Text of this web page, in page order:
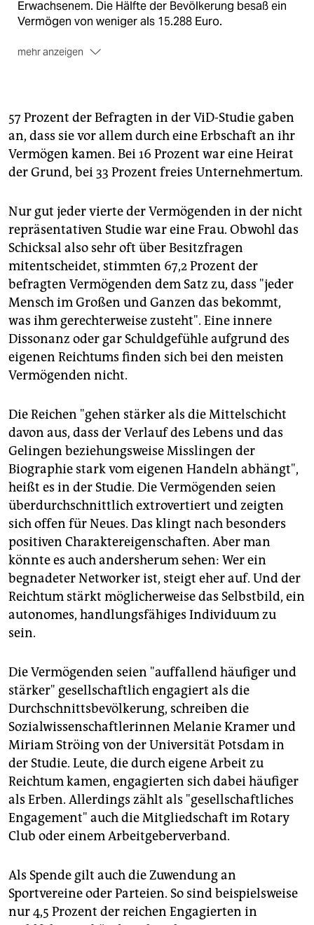
Erwachsenem. Die Hälfte der Bevölkerung besaß ein
Vermögen von weniger als 15.288 Euro.
mehr anzeigen
Prozent der nach dem Vermögen sortierten
Bevölkerung haben einen Anteil am Gesamtvermögen
von unter 9 Prozent, dieser Anteil ist geschmolzen.
Die Zahlen stammen vom Deutschen Institut für
Wirtschaftsforschung, Jahr 2007.
57 Prozent der Befragten in der ViD-Studie gaben
an, dass sie vor allem durch eine Erbschaft an ihr
Vermögen kamen. Bei 16 Prozent war eine Heirat
der Grund, bei 33 Prozent freies Unternehmertum.
Nur gut jeder vierte der Vermögenden in der nicht
repräsentativen Studie war eine Frau. Obwohl das
Schicksal also sehr oft über Besitzfragen
mitentscheidet, stimmten 67,2 Prozent der
befragten Vermögenden dem Satz zu, dass "jeder
Mensch im Großen und Ganzen das bekommt,
was ihm gerechterweise zusteht". Eine innere
Dissonanz oder gar Schuldgefühle aufgrund des
eigenen Reichtums finden sich bei den meisten
Vermögenden nicht.
Die Reichen "gehen stärker als die Mittelschicht
davon aus, dass der Verlauf des Lebens und das
Gelingen beziehungsweise Misslingen der
Biographie stark vom eigenen Handeln abhängt",
heißt es in der Studie. Die Vermögenden seien
überdurchschnittlich extrovertiert und zeigten
sich offen für Neues. Das klingt nach besonders
positiven Charaktereigenschaften. Aber man
könnte es auch andersherum sehen: Wer ein
begnadeter Networker ist, steigt eher auf. Und der
Reichtum stärkt möglicherweise das Selbstbild, ein
autonomes, handlungsfähiges Individuum zu
sein.
Die Vermögenden seien "auffallend häufiger und
stärker" gesellschaftlich engagiert als die
Durchschnittsbevölkerung, schreiben die
Sozialwissenschaftlerinnen Melanie Kramer und
Miriam Ströing von der Universität Potsdam in
der Studie. Leute, die durch eigene Arbeit zu
Reichtum kamen, engagierten sich dabei häufiger
als Erben. Allerdings zählt als "gesellschaftliches
Engagement" auch die Mitgliedschaft im Rotary
Club oder einem Arbeitgeberverband.
Als Spende gilt auch die Zuwendung an
Sportvereine oder Parteien. So sind beispielsweise
nur 4,5 Prozent der reichen Engagierten in